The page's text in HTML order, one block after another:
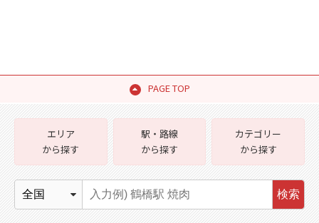
PAGE TOP
エリア
から探す
駅・路線
から探す
カテゴリー
から探す
検索